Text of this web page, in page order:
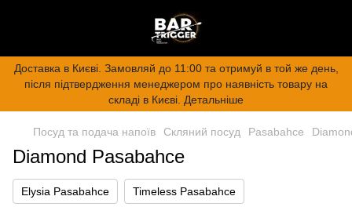
Доставка в Києві. Замовляй до 11:00 та отримуй в той же день,
після підтвердження менеджером про наявність товару на
складі в Києві. Детальніше
Посуд та подача напоїв Скляний посуд Pasabahce
Diamond Pasabahce
Elysia Pasabahce Timeless Pasabahce